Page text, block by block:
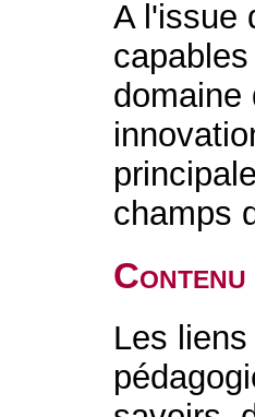
A l'issue
domaine
champs
Les